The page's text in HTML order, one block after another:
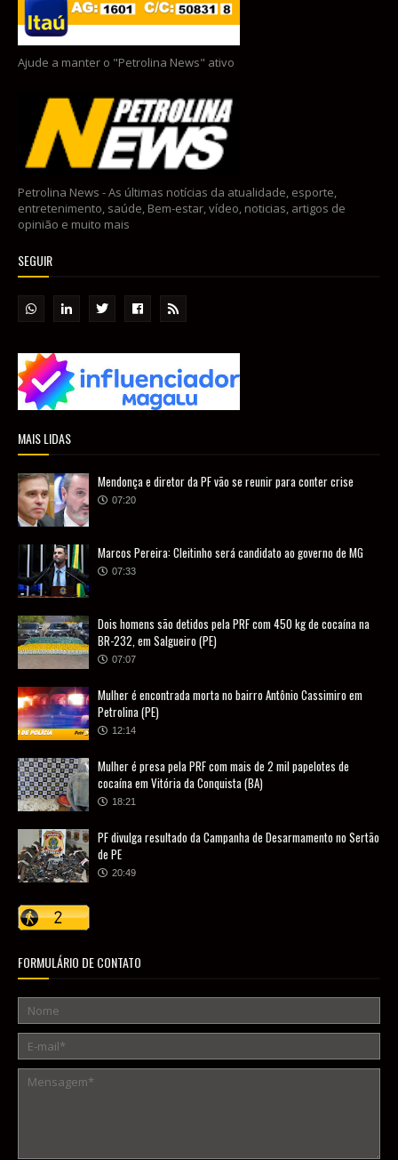
Ajude a manter o "Petrolina News" ativo
Petrolina News - As últimas notícias da atualidade, esporte,
entretenimento, saúde, Bem-estar, vídeo, noticias, artigos de
opinião e muito mais
SEGUIR
MAIS LIDAS
Mendonça e diretor da PF vão se reunir para conter crise
07:20
Marcos Pereira: Cleitinho será candidato ao governo de MG
07:33
Dois homens são detidos pela PRF com 450 kg de cocaína na
BR-232, em Salgueiro (PE)
07:07
Mulher é encontrada morta no bairro Antônio Cassimiro em
Petrolina (PE)
12:14
Mulher é presa pela PRF com mais de 2 mil papelotes de
cocaína em Vitória da Conquista (BA)
18:21
PF divulga resultado da Campanha de Desarmamento no Sertão
de PE
20:49
FORMULÁRIO DE CONTATO